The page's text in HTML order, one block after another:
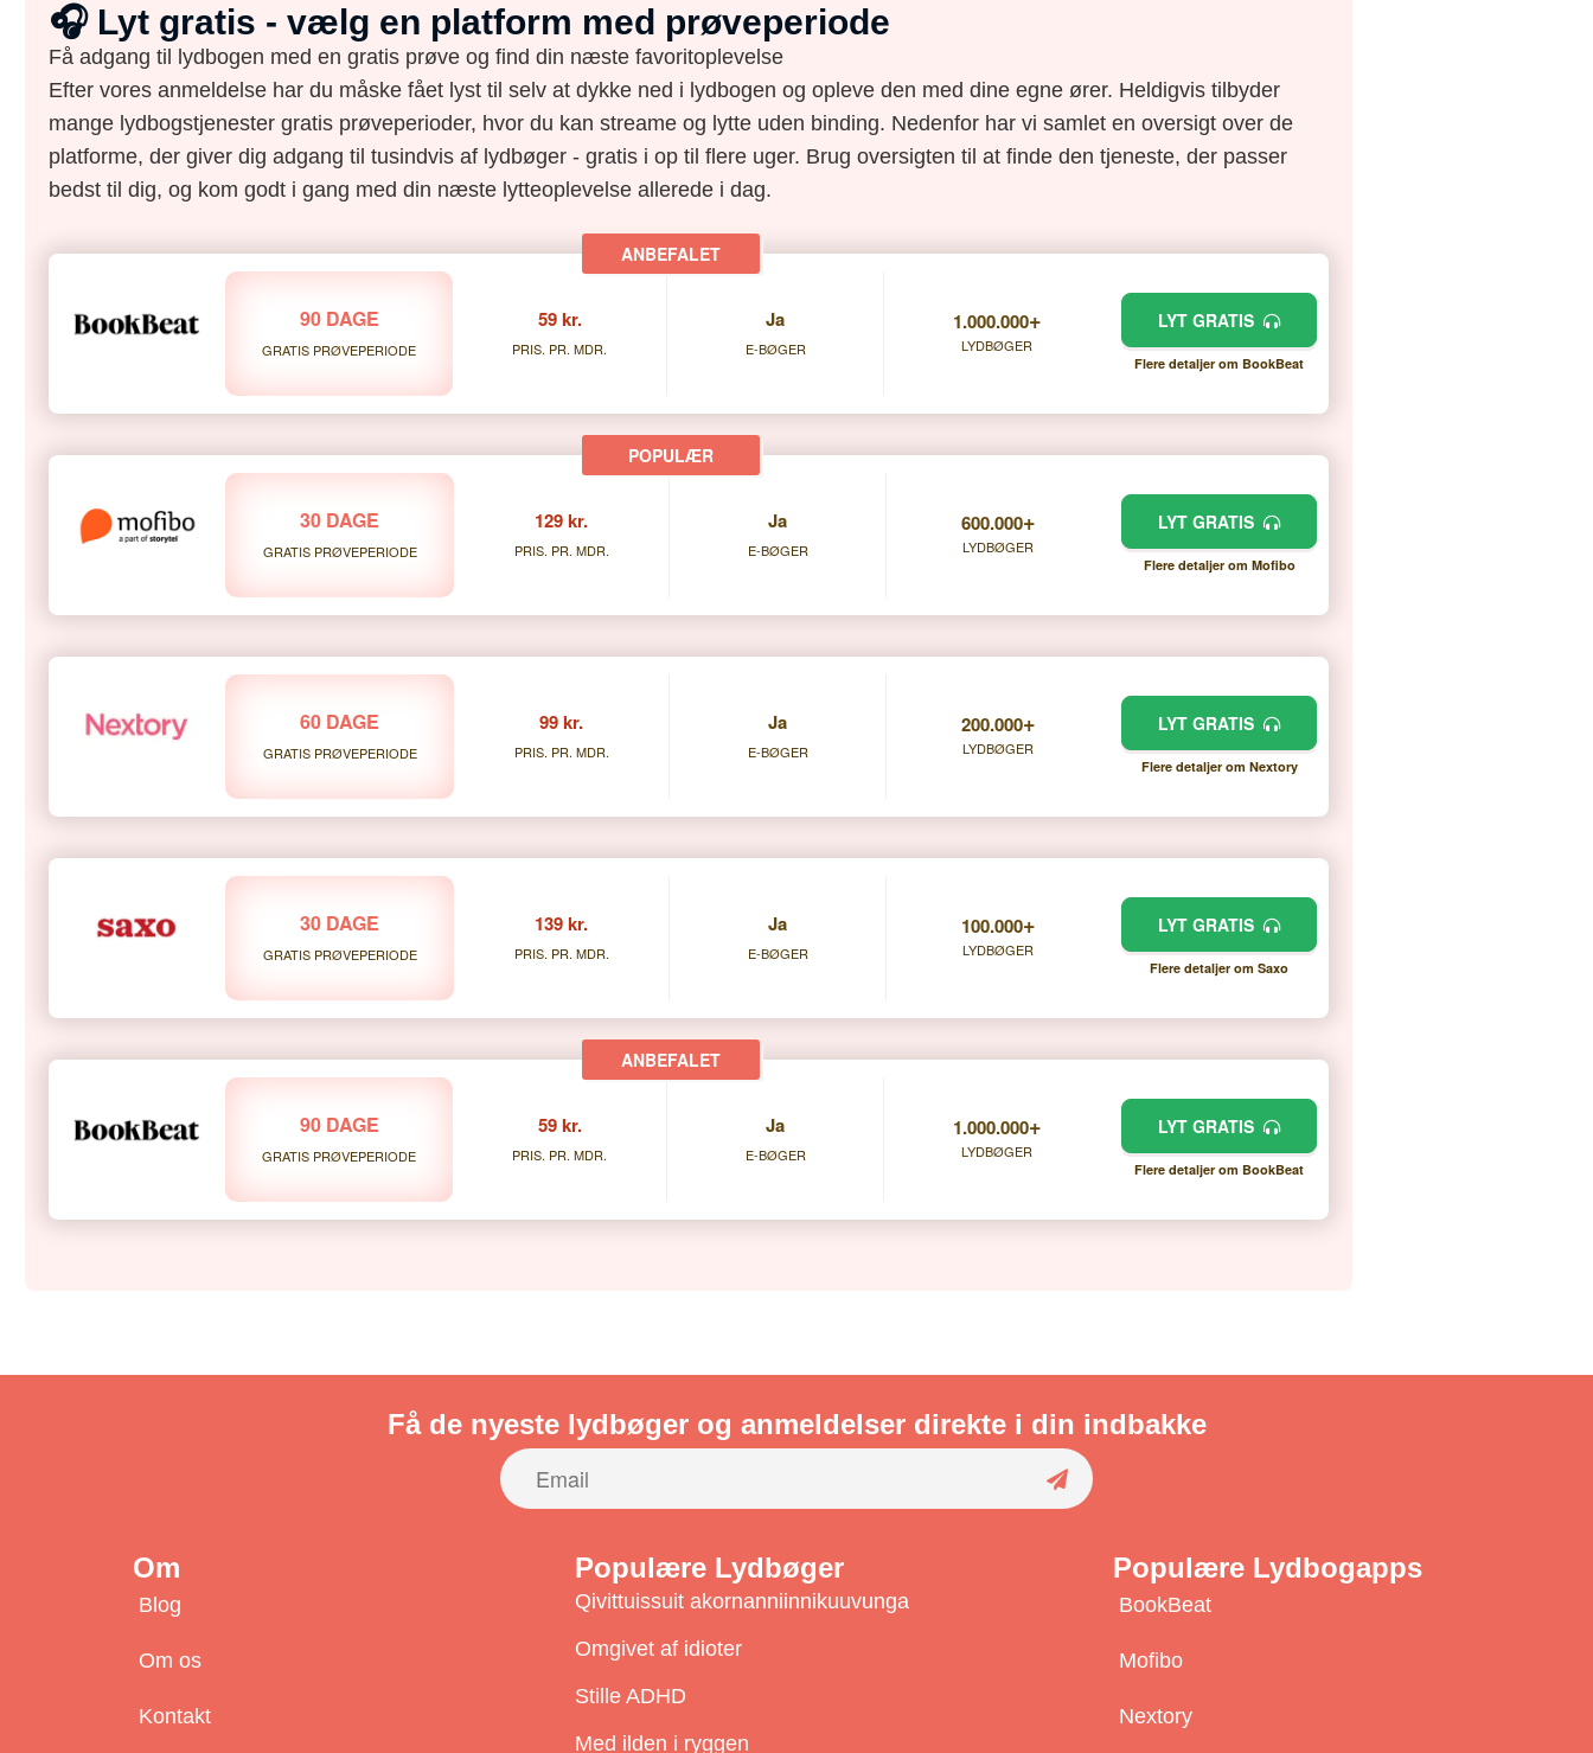
🎧 Lyt gratis - vælg en platform med prøveperiode
Få adgang til lydbogen med en gratis prøve og find din næste favoritoplevelse
Efter vores anmeldelse har du måske fået lyst til selv at dykke ned i lydbogen og opleve den med dine egne ører. Heldigvis tilbyder
mange lydbogstjenester gratis prøveperioder, hvor du kan streame og lytte uden binding. Nedenfor har vi samlet en oversigt over de
platforme, der giver dig adgang til tusindvis af lydbøger - gratis i op til flere uger. Brug oversigten til at finde den tjeneste, der passer
bedst til dig, og kom godt i gang med din næste lytteoplevelse allerede i dag.
90 DAGE
GRATIS PRØVEPERIODE
59 kr.
PRIS. PR. MDR.
Ja
E-BØGER
1.000.000+
LYDBØGER
LYT GRATIS
Flere detaljer om BookBeat
30 DAGE
GRATIS PRØVEPERIODE
129 kr.
PRIS. PR. MDR.
Ja
E-BØGER
600.000+
LYDBØGER
LYT GRATIS
Flere detaljer om Mofibo
60 DAGE
GRATIS PRØVEPERIODE
99 kr.
PRIS. PR. MDR.
Ja
E-BØGER
200.000+
LYDBØGER
LYT GRATIS
Flere detaljer om Nextory
30 DAGE
GRATIS PRØVEPERIODE
139 kr.
PRIS. PR. MDR.
Ja
E-BØGER
100.000+
LYDBØGER
LYT GRATIS
Flere detaljer om Saxo
90 DAGE
GRATIS PRØVEPERIODE
59 kr.
PRIS. PR. MDR.
Ja
E-BØGER
1.000.000+
LYDBØGER
LYT GRATIS
Flere detaljer om BookBeat
Få de nyeste lydbøger og anmeldelser direkte i din indbakke
S
Om
Blog
Om os
Kontakt
Populære Lydbøger
Qivittuissuit akornanniinnikuuvunga
Omgivet af idioter
Stille ADHD
Med ilden i ryggen
Populære Lydbogapps
BookBeat
Mofibo
Nextory